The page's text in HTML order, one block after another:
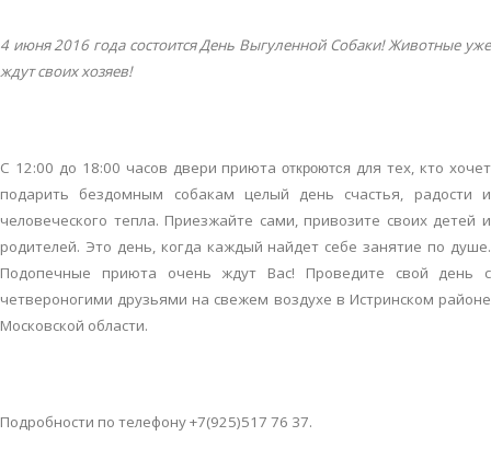
4 июня 2016 года состоится День Выгуленной Собаки! Животные уже
ждут своих хозяев!
С 12:00 до 18:00 часов двери приютаоткроются для тех, кто хочет
подарить бездомным собакам целый день счастья, радости и
человеческого тепла. Приезжайте сами, привозите своих детей и
родителей. Это день, когда каждый найдет себе занятие по душе.
Подопечные приюта очень ждут Вас! Проведите свой день с
четвероногими друзьями на свежем воздухе в Истринском районе
Московской области.
Подробности по телефону +7(925)517 76 37.